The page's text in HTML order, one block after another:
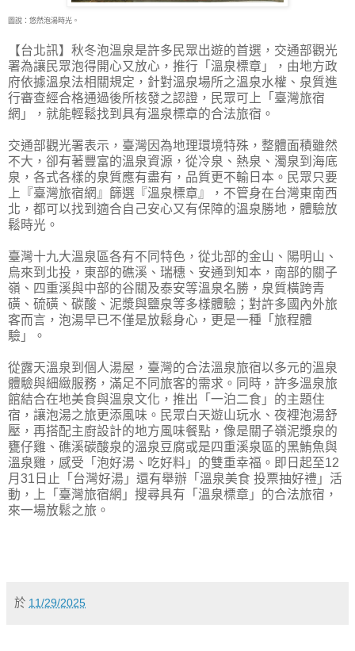
圖說：悠然泡湯時光。
【台北訊】秋冬泡溫泉是許多民眾出遊的首選，交通部觀光
署為讓民眾泡得開心又放心，推行 「溫泉標章」，由地方政
府依據溫泉法相關規定，針對溫泉場所之溫泉水權、泉質進
行審查經合格通過後所核發之認證，民眾可上「臺灣旅宿
網」，就能輕鬆找到具有溫泉標章的合法旅宿。
交通部觀光署表示，臺灣因為地理環境特殊，整體面積雖然
不大，卻有著豐富的溫泉資源，從冷泉、熱泉、濁泉到海底
泉，各式各樣的泉質應有盡有，品質更不輸日本。民眾只要
上『臺灣旅宿網』篩選『溫泉標章』，不管身在台灣東南西
北，都可以找到適合自己安心又有保障的溫泉勝地，體驗放
鬆時光。
臺灣十九大溫泉區各有不同特色，從北部的金山、陽明山、
烏來到北投，東部的礁溪、瑞穗、安通到知本，南部的關子
嶺、四重溪與中部的谷關及泰安等溫泉名勝，泉質橫跨青
磺、硫磺、碳酸、泥漿與鹽泉等多樣體驗；對許多國內外旅
客而言，泡湯早已不僅是放鬆身心，更是一種「旅程體
驗」。
從露天溫泉到個人湯屋，臺灣的合法溫泉旅宿以多元的溫泉
體驗與細緻服務，滿足不同旅客的需求。同時，許多溫泉旅
館結合在地美食與溫泉文化，推出「一泊二食」的主題住
宿，讓泡湯之旅更添風味。民眾白天遊山玩水、夜裡泡湯舒
壓，再搭配主廚設計的地方風味餐點，像是關子嶺泥漿泉的
甕仔雞、礁溪碳酸泉的溫泉豆腐或是四重溪泉區的黑鮪魚與
溫泉雞，感受「泡好湯、吃好料」的雙重幸福。即日起至12
月31日止「台灣好湯」還有舉辦「溫泉美食 投票抽好禮」活
動，上「臺灣旅宿網」搜尋具有「溫泉標章」的合法旅宿，
來一場放鬆之旅。
於 11/29/2025